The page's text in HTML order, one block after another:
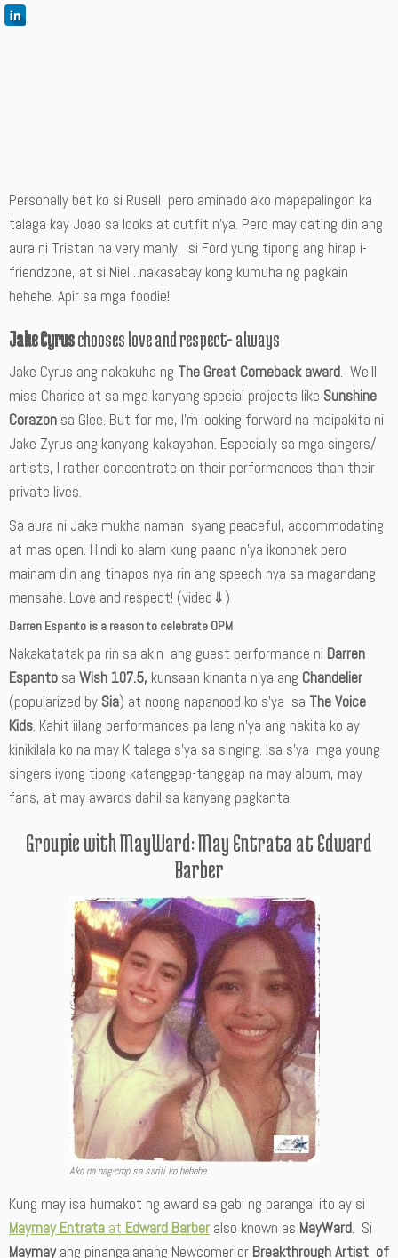
Personally bet ko si Rusell pero aminado ako mapapalingon ka
talaga kay Joao sa looks at outfit n’ya. Pero may dating din ang
aura ni Tristan na very manly, si Ford yung tipong ang hirap i-
friendzone, at si Niel…nakasabay kong kumuha ng pagkain
hehehe. Apir sa mga foodie!
Jake Cyruschooses love and respect- always
Jake Cyrus ang nakakuha ng The Great Comeback award. We’ll
miss Charice at sa mga kanyang special projects like Sunshine
Corazon sa Glee. But for me, I’m looking forward na maipakita ni
Jake Zyrus ang kanyang kakayahan. Especially sa mga singers/
artists, I rather concentrate on their performances than their
private lives.
Sa aura ni Jake mukha naman syang peaceful, accommodating
at mas open. Hindi ko alam kung paano n’ya ikononek pero
mainam din ang tinapos nya rin ang speech nya sa magandang
mensahe. Love and respect! (video⇓)
Darren Espanto is a reason to celebrate OPM
Nakakatatak pa rin sa akin ang guest performance ni Darren
Espanto sa Wish 107.5, kunsaan kinanta n’ya ang Chandelier
(popularized by Sia) at noong napanood ko s’ya sa The Voice
Kids. Kahit iilang performances pa lang n’ya ang nakita ko ay
kinikilala ko na may K talaga s’ya sa singing. Isa s’ya mga young
singers iyong tipong katanggap-tanggap na may album, may
fans, at may awards dahil sa kanyang pagkanta.
Groupie with MayWard: May Entrata at Edward
Barber
Ako na nag-crop sa sarili ko hehehe.
Kung may isa humakot ng award sa gabi ng parangal ito ay si
Maymay Entrata at Edward Barber also known as MayWard. Si
Maymayang pinangalanang Newcomer or Breakthrough Artist of